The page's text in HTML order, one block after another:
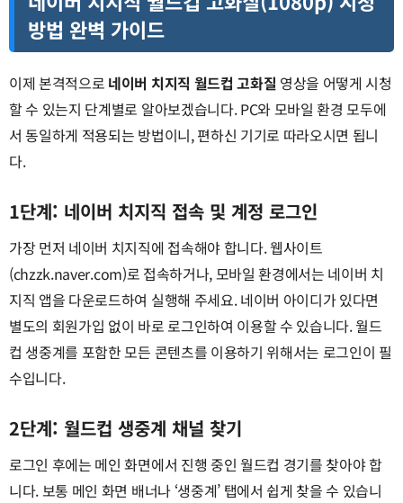
방법 완벽 가이드
이제 본격적으로 네이버 치지직 월드컵 고화질 영상을 어떻게 시청
할 수 있는지 단계별로 알아보겠습니다. PC와 모바일 환경 모두에
서 동일하게 적용되는 방법이니, 편하신 기기로 따라오시면 됩니
다.
1단계: 네이버 치지직 접속 및 계정 로그인
가장 먼저 네이버 치지직에 접속해야 합니다. 웹사이트
(chzzk.naver.com)로 접속하거나, 모바일 환경에서는 네이버 치
지직 앱을 다운로드하여 실행해 주세요. 네이버 아이디가 있다면
별도의 회원가입 없이 바로 로그인하여 이용할 수 있습니다. 월드
컵 생중계를 포함한 모든 콘텐츠를 이용하기 위해서는 로그인이 필
수입니다.
2단계: 월드컵 생중계 채널 찾기
로그인 후에는 메인 화면에서 진행 중인 월드컵 경기를 찾아야 합
니다. 보통 메인 화면 배너나 ‘생중계’ 탭에서 쉽게 찾을 수 있습니